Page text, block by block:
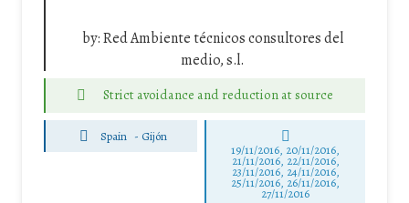
by:Red Ambiente técnicos consultores del
medio, s.l.
Strict avoidance and reduction at source
Spain - Gijón
19/11/2016, 20/11/2016,
21/11/2016, 22/11/2016,
23/11/2016, 24/11/2016,
25/11/2016, 26/11/2016,
27/11/2016